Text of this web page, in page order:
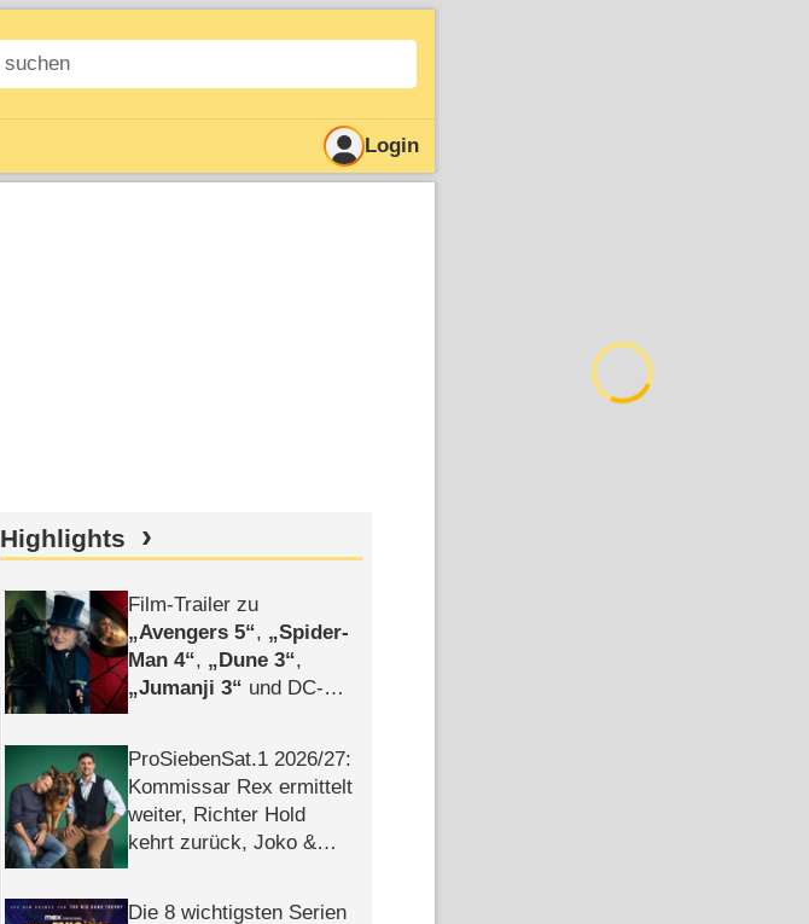
Login
Highlights
Film-Trailer zu
Avengers 5 ,
Spider-
Man 4 , Dune 3 ,
Jumanji 3
und DC-
ProSiebenSat.1 2026/​27:
Kommissar Rex ermittelt
weiter, Richter Hold
kehrt zurück, Joko &
Die 8 wichtigsten Serien